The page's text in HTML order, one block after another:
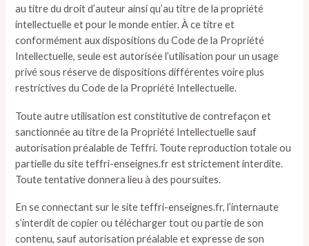
au titre du droit d’auteur ainsi qu’au titre de la propriété
intellectuelle et pour le monde entier. À ce titre et
conformément aux dispositions du Code de la Propriété
Intellectuelle, seule est autorisée l’utilisation pour un usage
privé sous réserve de dispositions différentes voire plus
restrictives du Code de la Propriété Intellectuelle.
Toute autre utilisation est constitutive de contrefaçon et
sanctionnée au titre de la Propriété Intellectuelle sauf
autorisation préalable de Teffri. Toute reproduction totale ou
partielle du site teffri-enseignes.fr est strictement interdite.
Toute tentative donnera lieu à des poursuites.
En se connectant sur le site teffri-enseignes.fr, l’internaute
s’interdit de copier ou télécharger tout ou partie de son
contenu, sauf autorisation préalable et expresse de son